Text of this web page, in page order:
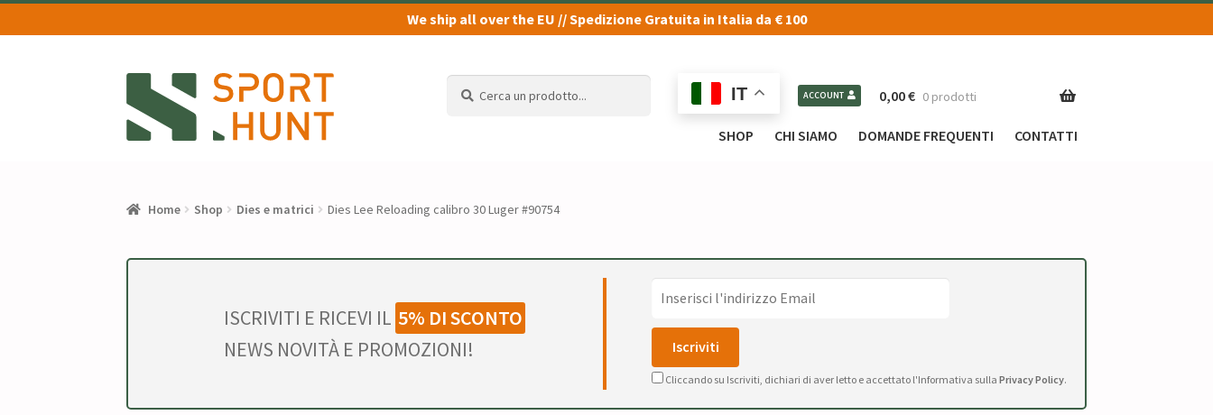
We ship all over the EU // Spedizione Gratuita in Italia da € 100
alla
navigazione
al
contenuto
IT ACCOUNT 0,00€ 0 prodotti
SHOP CHI SIAMO DOMANDE FREQUENTI CONTATTI
Home Shop Dies e matrici Dies Lee Reloading calibro 30 Luger #90754
ISCRIVITI E RICEVI IL 5% DI SCONTO
NEWS NOVITÀ E PROMOZIONI!
Cliccando su Iscriviti, dichiari di aver letto e accettato l'Informativa sulla Privacy Policy.